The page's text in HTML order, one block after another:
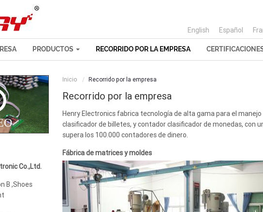
English Español
PRODUCTOS RECORRIDO POR LA EMPRESA
Inicio Recorrido por la empresa
Recorrido por la empresa
Henry Electronics fabrica tecnología de alta gama para el
clasificador de billetes, y contador clasificador de monedas, con
supera los 100.000 contadores de dinero.
Fábrica de matrices y moldes
Co.,Ltd.
B ,Shoes